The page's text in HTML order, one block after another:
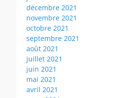
décembre 2021
novembre 2021
octobre 2021
septembre 2021
août 2021
juillet 2021
juin 2021
mai 2021
avril 2021